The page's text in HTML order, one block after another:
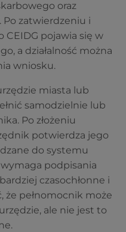
oraz
Po zatwierdzeniu i
pojawia się w
a działalność można
wniosku.
miasta lub
samodzielnie lub
Po złożeniu
potwierdza jego
do systemu
podpisania
czasochłonne i
że pełnomocnik może
ale nie jest to